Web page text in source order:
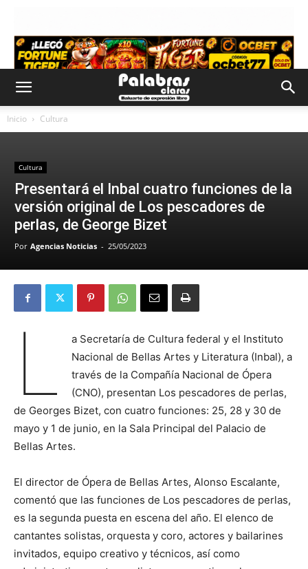
Inicio Cultura
Cultura
Presentará el Inbal cuatro funciones de la
versión original de Los pescadores de
perlas, de George Bizet
Por Agencias Noticias - 25/05/2023
L
a Secretaría de Cultura federal y el Instituto
Nacional de Bellas Artes y Literatura (Inbal), a
través de la Compañía Nacional de Ópera
(CNO), presentan Los pescadores de perlas,
de Georges Bizet, con cuatro funciones: 25, 28 y 30 de
mayo y 1 de junio, en la Sala Principal del Palacio de
Bellas Artes.
El director de Ópera de Bellas Artes, Alonso Escalante,
comentó que las funciones de Los pescadores de perlas,
es la segunda puesta en escena del año. El elenco de
cantantes solistas, orquesta y coro, actores y bailarines
invitados, equipo creativo y técnicos, así como